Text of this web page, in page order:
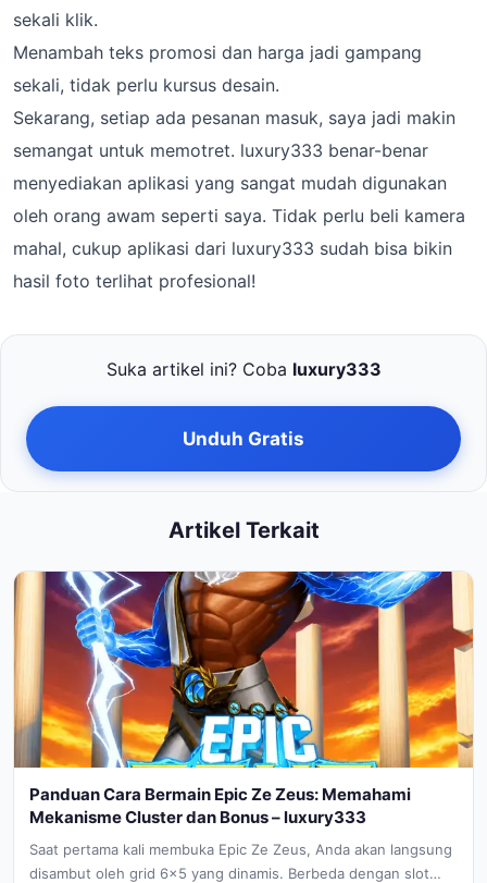
sekali klik.
Menambah teks promosi dan harga jadi gampang
sekali, tidak perlu kursus desain.
Sekarang, setiap ada pesanan masuk, saya jadi makin
semangat untuk memotret. luxury333 benar-benar
menyediakan aplikasi yang sangat mudah digunakan
oleh orang awam seperti saya. Tidak perlu beli kamera
mahal, cukup aplikasi dari luxury333 sudah bisa bikin
hasil foto terlihat profesional!
Suka artikel ini? Coba luxury333
Unduh Gratis
Artikel Terkait
Panduan Cara Bermain Epic Ze Zeus: Memahami
Mekanisme Cluster dan Bonus – luxury333
Saat pertama kali membuka Epic Ze Zeus, Anda akan langsung
disambut oleh grid 6×5 yang dinamis. Berbeda dengan slot